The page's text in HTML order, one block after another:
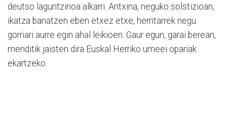
deutso laguntzinoa alkarri. Antxina, neguko solstizioan,
ikatza banatzen eben etxez etxe, herritarrek negu
gorriari aurre egin ahal leikioen. Gaur egun, garai berean,
menditik jaisten dira Euskal Herriko umeei opariak
ekartzeko.